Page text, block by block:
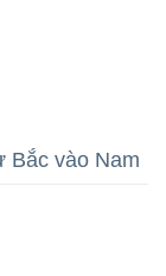
Bắc vào Nam